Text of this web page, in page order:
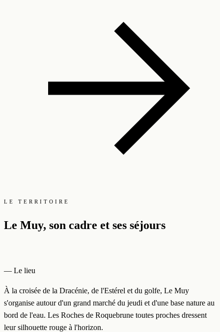
LE TERRITOIRE
Le Muy, son cadre et ses séjours
— Le lieu
À la croisée de la Dracénie, de l'Estérel et du golfe, Le Muy
s'organise autour d'un grand marché du jeudi et d'une base nature au
bord de l'eau. Les Roches de Roquebrune toutes proches dressent
leur silhouette rouge à l'horizon.